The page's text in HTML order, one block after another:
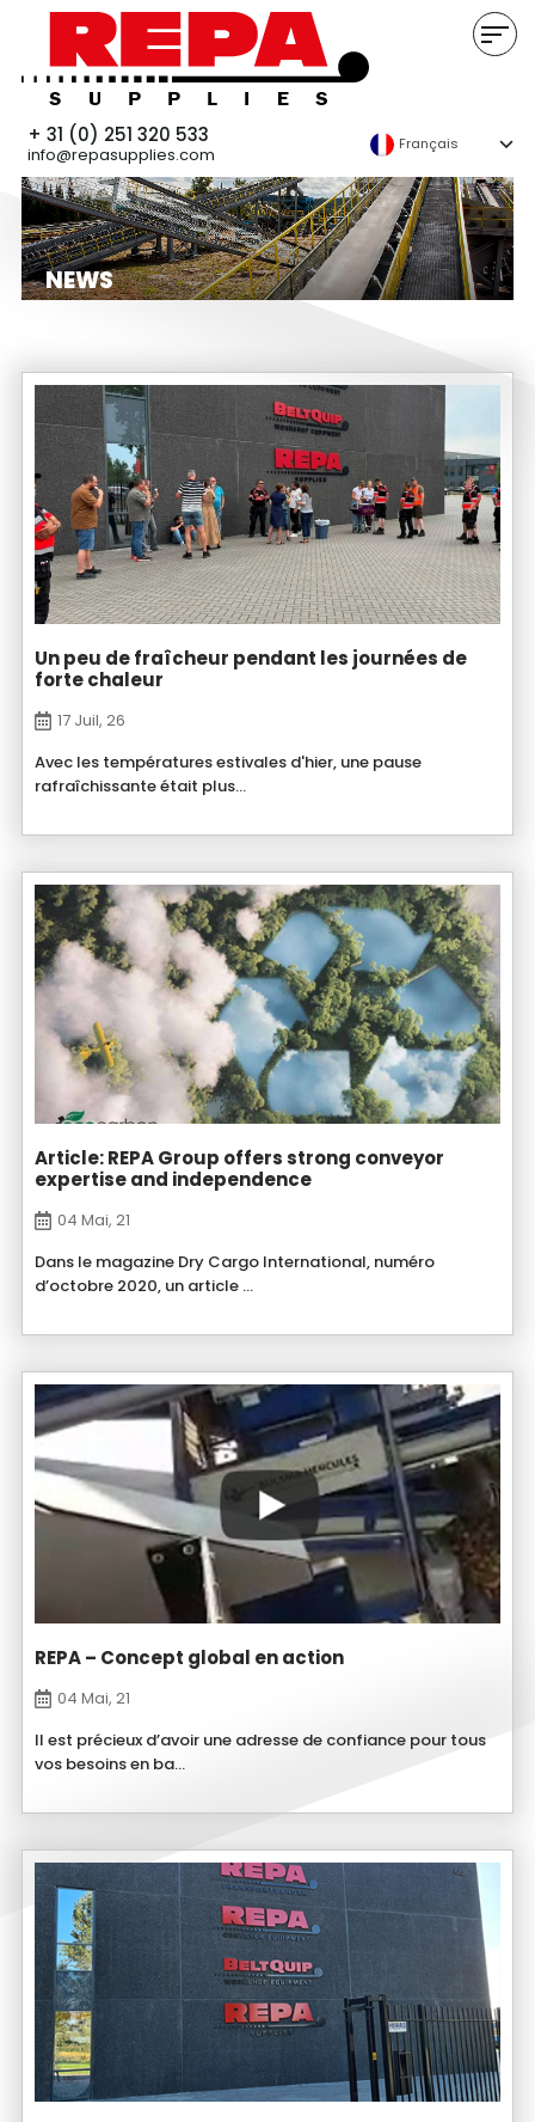
+ 31 (0) 251 320 533
info@repasupplies.com Français
NEWS
Un peu de fraîcheur pendant les journées de
forte chaleur
17 Juil, 26
Avec les températures estivales d'hier, une pause
rafraîchissante était plus...
Article: REPA Group offers strong conveyor
expertise and independence
04 Mai, 21
Dans le magazine Dry Cargo International, numéro
d’octobre 2020, un article ...
REPA – Concept global en action
04 Mai, 21
Il est précieux d’avoir une adresse de confiance pour tous
vos besoins en ba...